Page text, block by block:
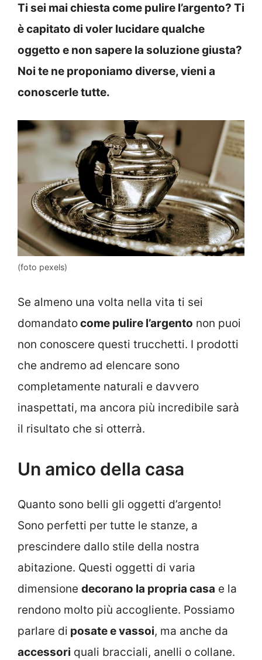
Ti sei mai chiesta come pulire l’argento? Ti
è capitato di voler lucidare qualche
oggetto e non sapere la soluzione giusta?
Noi te ne proponiamo diverse, vieni a
conoscerle tutte.
(foto pexels)
Se almeno una volta nella vita ti sei
domandatocome pulire l’argento non puoi
non conoscere questi trucchetti. I prodotti
che andremo ad elencare sono
completamente naturali e davvero
inaspettati, ma ancora più incredibile sarà
il risultato che si otterrà.
Un amico della casa
Quanto sono belli gli oggetti d’argento!
Sono perfetti per tutte le stanze, a
prescindere dallo stile della nostra
abitazione. Questi oggetti di varia
dimensione decorano la propria casa e la
rendono molto più accogliente. Possiamo
parlare di posate e vassoi, ma anche da
accessori quali bracciali, anelli o collane.